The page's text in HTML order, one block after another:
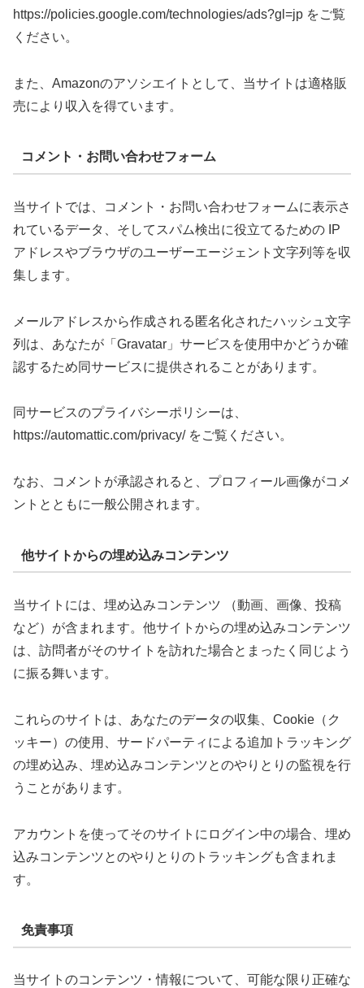
https://policies.google.com/technologies/ads?gl=jp をご覧
ください。
また、Amazonのアソシエイトとして、当サイトは適格販
売により収入を得ています。
コメント・お問い合わせフォーム
当サイトでは、コメント・お問い合わせフォームに表示さ
れているデータ、そしてスパム検出に役立てるための IP
アドレスやブラウザのユーザーエージェント文字列等を収
集します。
メールアドレスから作成される匿名化されたハッシュ文字
列は、あなたが「Gravatar」サービスを使用中かどうか確
認するため同サービスに提供されることがあります。
同サービスのプライバシーポリシーは、
https://automattic.com/privacy/ をご覧ください。
なお、コメントが承認されると、プロフィール画像がコメ
ントとともに一般公開されます。
他サイトからの埋め込みコンテンツ
当サイトには、埋め込みコンテンツ （動画、画像、投稿
など）が含まれます。他サイトからの埋め込みコンテンツ
は、訪問者がそのサイトを訪れた場合とまったく同じよう
に振る舞います。
これらのサイトは、あなたのデータの収集、Cookie（ク
ッキー）の使用、サードパーティによる追加トラッキング
の埋め込み、埋め込みコンテンツとのやりとりの監視を行
うことがあります。
アカウントを使ってそのサイトにログイン中の場合、埋め
込みコンテンツとのやりとりのトラッキングも含まれま
す。
免責事項
当サイトのコンテンツ・情報について、可能な限り正確な